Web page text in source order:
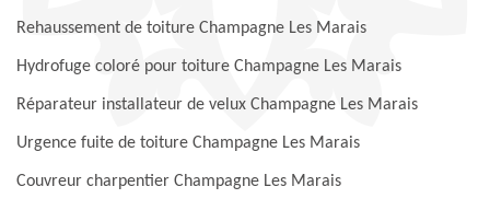
Rehaussement de toiture Champagne Les Marais
Hydrofuge coloré pour toiture Champagne Les Marais
Réparateur installateur de velux Champagne Les Marais
Urgence fuite de toiture Champagne Les Marais
Couvreur charpentier Champagne Les Marais